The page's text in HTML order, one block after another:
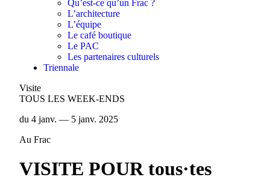
Qu’est-ce qu’un Frac ?
L’architecture
L’équipe
Le café boutique
Le PAC
Les partenaires culturels
Triennale
Visite
TOUS LES WEEK-ENDS
du 4 janv. — 5 janv. 2025
Au Frac
VISITE POUR tous·tes